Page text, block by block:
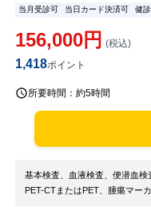
当月受診可 当日カード決済可 健
156,000円 (税込)
1,418ポイント
所要時間： 約5時間
基本検査、血液検査、便潜血検
PET-CTまたはPET、腫瘍マー